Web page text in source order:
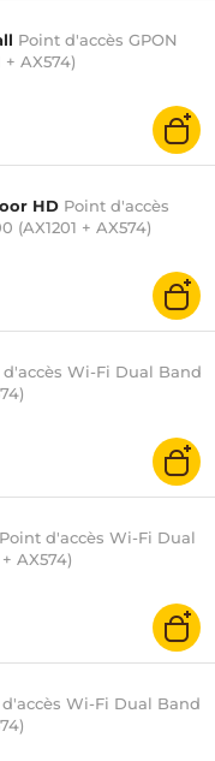
Point d'accès GPON
+ AX574)
HD Point d'accès
(AX1201 + AX574)
d'accès Wi-Fi Dual Band
Point d'accès Wi-Fi Dual
AX574)
Wi-Fi Dual Band